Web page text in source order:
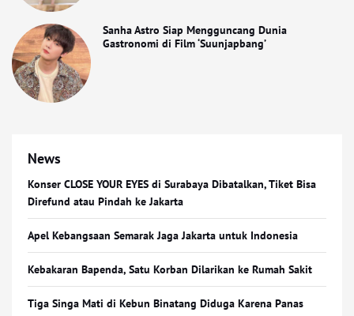
Sanha Astro Siap Mengguncang Dunia
Gastronomi di Film ‘Suunjapbang’
News
Konser CLOSE YOUR EYES di Surabaya Dibatalkan, Tiket Bisa
Direfund atau Pindah ke Jakarta
Apel Kebangsaan Semarak Jaga Jakarta untuk Indonesia
Kebakaran Bapenda, Satu Korban Dilarikan ke Rumah Sakit
Tiga Singa Mati di Kebun Binatang Diduga Karena Panas